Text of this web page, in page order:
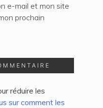
e-mail et mon site
prochain
réduire les
sur comment les